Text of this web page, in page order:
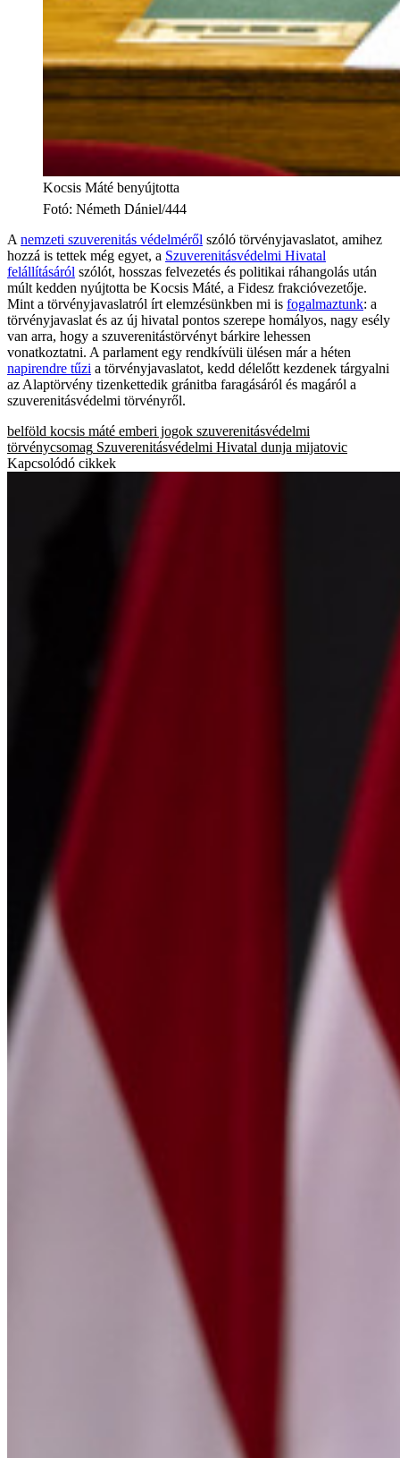
Kocsis Máté benyújtotta
Fotó: Németh Dániel/444
A nemzeti szuverenitás védelméről szóló törvényjavaslatot, amihez
hozzá is tettek még egyet, a Szuverenitásvédelmi Hivatal
felállításáról szólót, hosszas felvezetés és politikai ráhangolás után
múlt kedden nyújtotta be Kocsis Máté, a Fidesz frakcióvezetője.
Mint a törvényjavaslatról írt elemzésünkben mi is fogalmaztunk: a
törvényjavaslat és az új hivatal pontos szerepe homályos, nagy esély
van arra, hogy a szuverenitástörvényt bárkire lehessen
vonatkoztatni. A parlament egy rendkívüli ülésen már a héten
napirendre tűzi a törvényjavaslatot, kedd délelőtt kezdenek tárgyalni
az Alaptörvény tizenkettedik gránitba faragásáról és magáról a
szuverenitásvédelmi törvényről.
belföld kocsis máté emberi jogok szuverenitásvédelmi
törvénycsomag Szuverenitásvédelmi Hivatal dunja mijatovic
Kapcsolódó cikkek